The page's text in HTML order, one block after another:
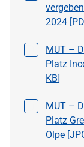
2024 [
DateiMUT –
Platz
KB]
DateiMUT –
Platz
Olpe [